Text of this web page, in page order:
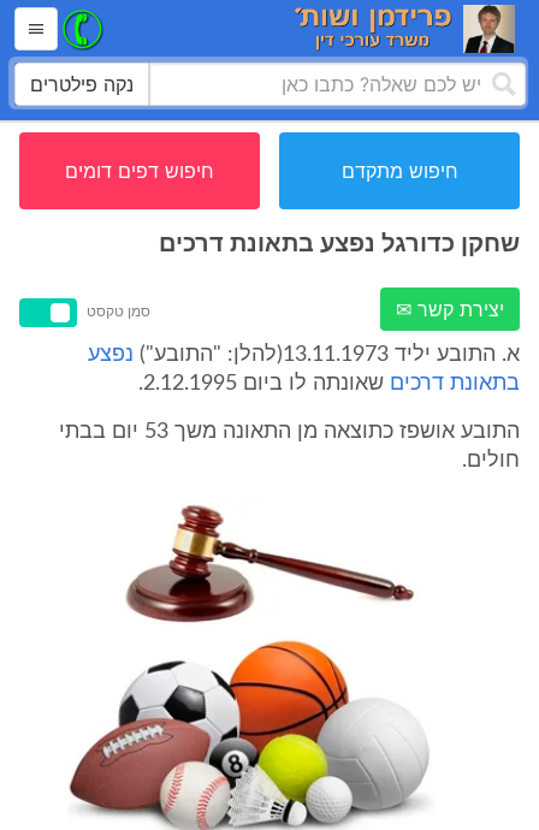
נקה פילטרים
חיפוש מתקדם חיפוש דפים דומים
שחקן כדורגל נפצע בתאונת דרכים
יצירת קשר ✉ סמן טקסט
א. התובע יליד 13.11.1973(להלן: "התובע")
נפצע
בתאונת דרכים שאונתה לו ביום 2.12.1995.
התובע אושפז כתוצאה מן התאונה משך 53 יום בבתי
חולים.